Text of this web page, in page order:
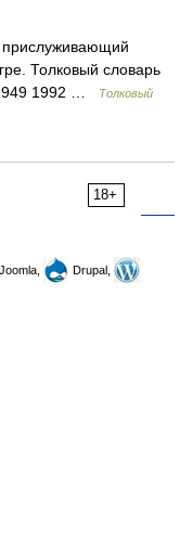
Толковый словарь
1992 …
Толковый
18+
Joomla,
Drupal,